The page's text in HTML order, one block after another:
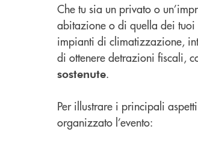
Che tu sia un privato o
abitazione o di quella dei tuoi
impianti di climatizzazione,
di ottenere detrazioni fiscali,
sostenute.
Per illustrare i principali
organizzato l’evento: